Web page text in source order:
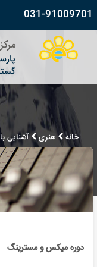
031-91009701
خانه هنری آشنایی
دوره میکس و مسترینگ